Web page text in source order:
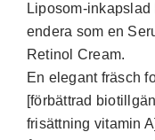
Liposom-
endera som en
Retinol Cream.
En elegant fräsch
[förbättrad
frisättning vitamin